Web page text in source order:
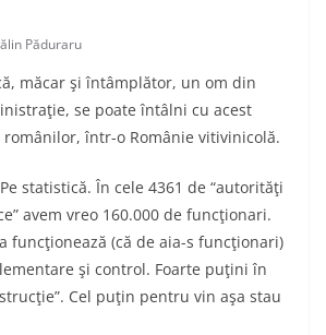
Păduraru
măcar şi întâmplător, un om din
se poate întâlni cu acest
într-o Românie vitivinicolă.
statistică. În cele 4361 de “autorităţi
avem vreo 160.000 de funcţionari.
funcţionează (că de aia-s funcţionari)
şi control. Foarte puţini în
Cel puţin pentru vin aşa stau